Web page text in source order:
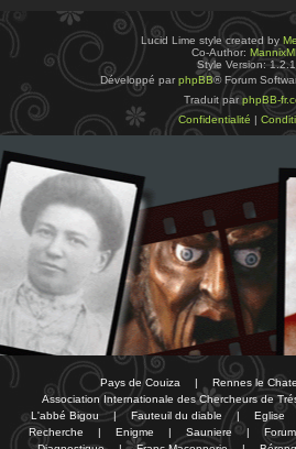
Lucid Lime style created by
Co-Author:
Style Version: 1.2.1
Développé par phpBB® Forum
Traduit par phpBB-
Confidentialité |
Pays de Couiza | Rennes le
Association Internationale des Chercheurs de
L'abbé Bigou
| Fauteuil du diable | Eglise
Recherche
| Enigme | Sauniere | Forum